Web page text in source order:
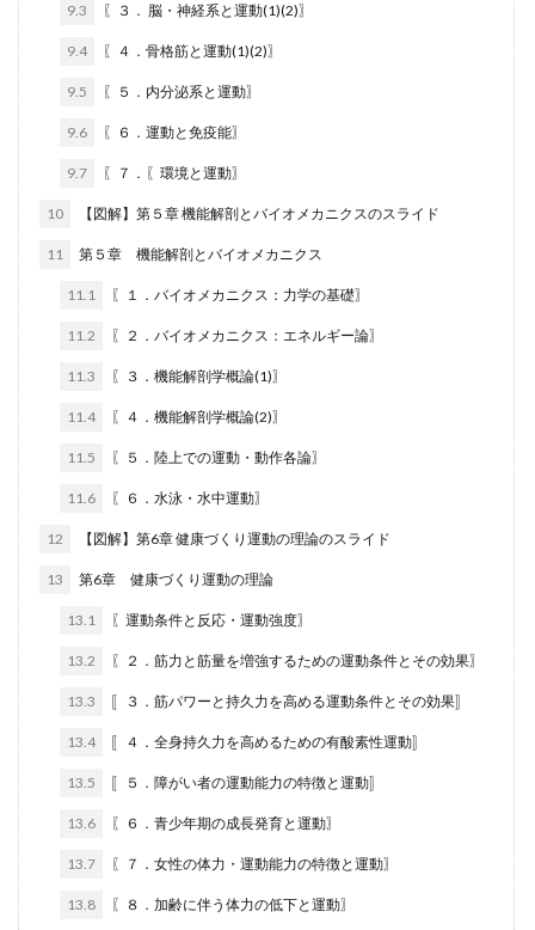
9.3 〖３． 脳・神経系と運動(1)(2)〗
9.4 〖４．骨格筋と運動(1)(2)〗
9.5 〖５．内分泌系と運動〗
9.6 〖６．運動と免疫能〗
9.7 〖７．〖環境と運動〗
10 【図解】第５章 機能解剖とバイオメカニクスのスライド
11 第５章 機能解剖とバイオメカニクス
11.1 〖１．バイオメカニクス：力学の基礎〗
11.2 〖２．バイオメカニクス：エネルギー論〗
11.3 〖３．機能解剖学概論(1)〗
11.4 〖４．機能解剖学概論(2)〗
11.5 〖５．陸上での運動・動作各論〗
11.6 〖６．水泳・水中運動〗
12 【図解】第6章 健康づくり運動の理論のスライド
13 第6章 健康づくり運動の理論
13.1 〖運動条件と反応・運動強度〗
13.2 〖２．筋力と筋量を増強するための運動条件とその効果〗
13.3 〚３．筋パワーと持久力を高める運動条件とその効果〛
13.4 〚４．全身持久力を高めるための有酸素性運動〛
13.5 〚５．障がい者の運動能力の特徴と運動〛
13.6 〖６．青少年期の成長発育と運動〗
13.7 〖７．女性の体力・運動能力の特徴と運動〗
13.8 〖８．加齢に伴う体力の低下と運動〗